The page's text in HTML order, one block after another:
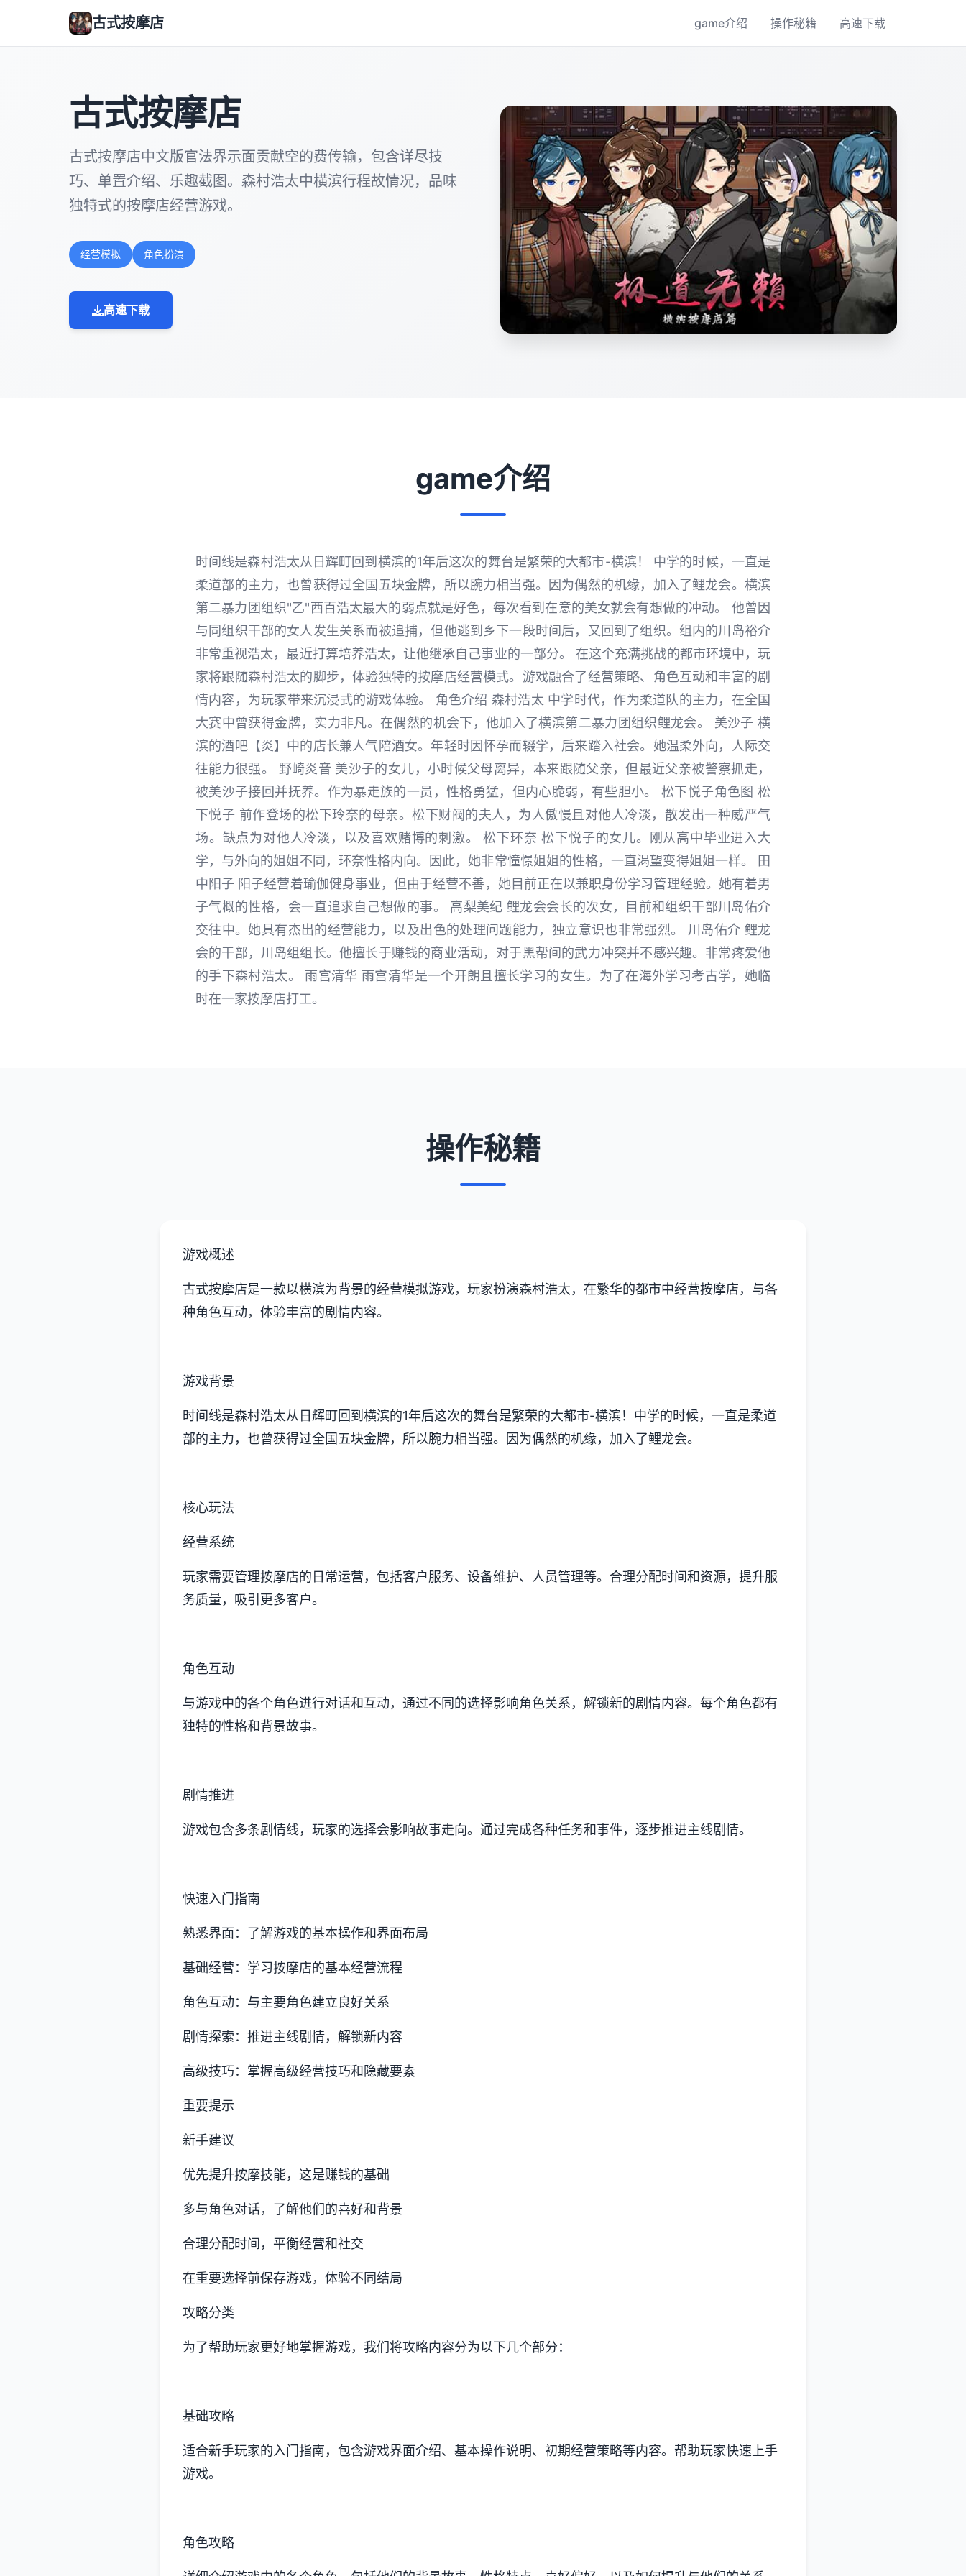
古式按摩店 game介绍 操作秘籍 高速下载
古式按摩店
古式按摩店中文版官法界示面贡献空的费传输，包含详尽技
巧、单置介绍、乐趣截图。森村浩太中横滨行程故情况，品味
独特式的按摩店经营游戏。
经营模拟 角色扮演
高速下载
game介绍
时间线是森村浩太从日辉町回到横滨的1年后这次的舞台是繁荣的大都市-横滨！ 中学的时候，一直是
柔道部的主力，也曾获得过全国五块金牌，所以腕力相当强。因为偶然的机缘，加入了鲤龙会。横滨
第二暴力团组织"乙"西百浩太最大的弱点就是好色，每次看到在意的美女就会有想做的冲动。 他曾因
与同组织干部的女人发生关系而被追捕，但他逃到乡下一段时间后，又回到了组织。组内的川岛裕介
非常重视浩太，最近打算培养浩太，让他继承自己事业的一部分。 在这个充满挑战的都市环境中，玩
家将跟随森村浩太的脚步，体验独特的按摩店经营模式。游戏融合了经营策略、角色互动和丰富的剧
情内容，为玩家带来沉浸式的游戏体验。 角色介绍 森村浩太 中学时代，作为柔道队的主力，在全国
大赛中曾获得金牌，实力非凡。在偶然的机会下，他加入了横滨第二暴力团组织鲤龙会。 美沙子 横
滨的酒吧【炎】中的店长兼人气陪酒女。年轻时因怀孕而辍学，后来踏入社会。她温柔外向，人际交
往能力很强。 野崎炎音 美沙子的女儿，小时候父母离异，本来跟随父亲，但最近父亲被警察抓走，
被美沙子接回并抚养。作为暴走族的一员，性格勇猛，但内心脆弱，有些胆小。 松下悦子角色图 松
下悦子 前作登场的松下玲奈的母亲。松下财阀的夫人，为人傲慢且对他人冷淡，散发出一种威严气
场。缺点为对他人冷淡，以及喜欢赌博的刺激。 松下环奈 松下悦子的女儿。刚从高中毕业进入大
学，与外向的姐姐不同，环奈性格内向。因此，她非常憧憬姐姐的性格，一直渴望变得姐姐一样。 田
中阳子 阳子经营着瑜伽健身事业，但由于经营不善，她目前正在以兼职身份学习管理经验。她有着男
子气概的性格，会一直追求自己想做的事。 高梨美纪 鲤龙会会长的次女，目前和组织干部川岛佑介
交往中。她具有杰出的经营能力，以及出色的处理问题能力，独立意识也非常强烈。 川岛佑介 鲤龙
会的干部，川岛组组长。他擅长于赚钱的商业活动，对于黑帮间的武力冲突并不感兴趣。非常疼爱他
的手下森村浩太。 雨宫清华 雨宫清华是一个开朗且擅长学习的女生。为了在海外学习考古学，她临
时在一家按摩店打工。
操作秘籍
游戏概述
古式按摩店是一款以横滨为背景的经营模拟游戏，玩家扮演森村浩太，在繁华的都市中经营按摩店，与各
种角色互动，体验丰富的剧情内容。
游戏背景
时间线是森村浩太从日辉町回到横滨的1年后这次的舞台是繁荣的大都市-横滨！中学的时候，一直是柔道
部的主力，也曾获得过全国五块金牌，所以腕力相当强。因为偶然的机缘，加入了鲤龙会。
核心玩法
经营系统
玩家需要管理按摩店的日常运营，包括客户服务、设备维护、人员管理等。合理分配时间和资源，提升服
务质量，吸引更多客户。
角色互动
与游戏中的各个角色进行对话和互动，通过不同的选择影响角色关系，解锁新的剧情内容。每个角色都有
独特的性格和背景故事。
剧情推进
游戏包含多条剧情线，玩家的选择会影响故事走向。通过完成各种任务和事件，逐步推进主线剧情。
快速入门指南
熟悉界面：了解游戏的基本操作和界面布局
基础经营：学习按摩店的基本经营流程
角色互动：与主要角色建立良好关系
剧情探索：推进主线剧情，解锁新内容
高级技巧：掌握高级经营技巧和隐藏要素
重要提示
新手建议
优先提升按摩技能，这是赚钱的基础
多与角色对话，了解他们的喜好和背景
合理分配时间，平衡经营和社交
在重要选择前保存游戏，体验不同结局
攻略分类
为了帮助玩家更好地掌握游戏，我们将攻略内容分为以下几个部分：
基础攻略
适合新手玩家的入门指南，包含游戏界面介绍、基本操作说明、初期经营策略等内容。帮助玩家快速上手
游戏。
角色攻略